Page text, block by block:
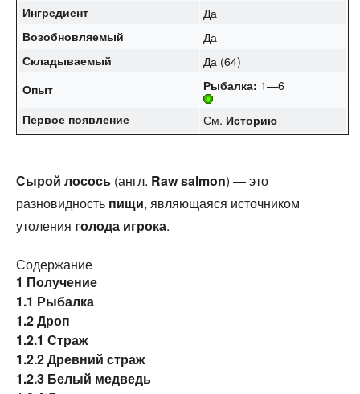
Ингредиент
Да
Возобновляемый Да
Складываемый Да (64)
Опыт Рыбалка: 1—6
Первое появление См. Историю
Сырой лосось (англ. Raw salmon) — это
разновидность пищи, являющаяся источником
утоления голода игрока.
Содержание
1 Получение
1.1 Рыбалка
1.2Дроп
1.2.1 Страж
1.2.2Древний страж
1.2.3 Белый медведь